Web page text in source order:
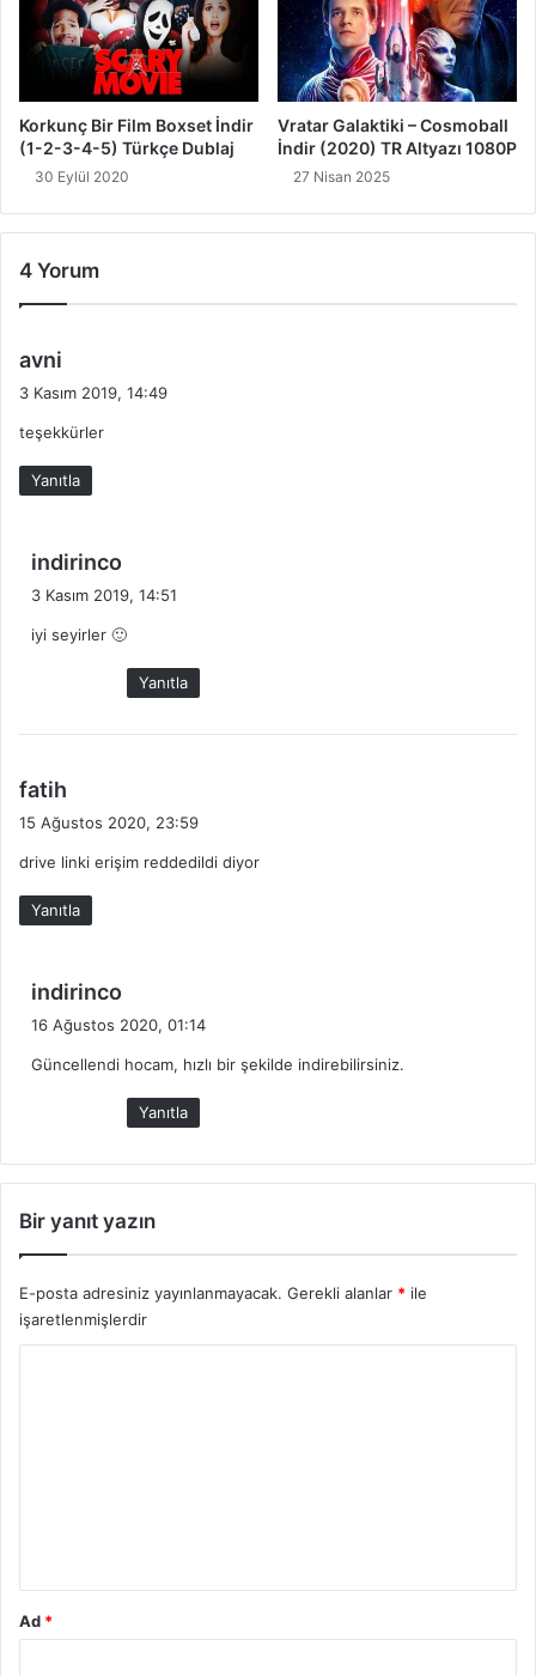
Korkunç Bir Film Boxset İndir
(1-2-3-4-5) Türkçe Dublaj
30 Eylül 2020
Vratar Galaktiki – Cosmoball
İndir (2020) TR Altyazı 1080P
27 Nisan 2025
4 Yorum
avni
i
k
i
3 Kasım 2019, 14:49
teşekkürler
Yanıtla
indirinco
e
i
k
3 Kasım 2019, 14:51
iyi seyirler 🙂
Yanıtla
fatih
i
k
i
15 Ağustos 2020, 23:59
drive linki erişim reddedildi diyor
Yanıtla
indirinco
e
k
16 Ağustos 2020, 01:14
Güncellendi hocam, hızlı bir şekilde indirebilirsiniz.
Yanıtla
Bir yanıt yazın
E-posta adresiniz yayınlanmayacak. Gerekli alanlar * ile
işaretlenmişlerdir
Ad *